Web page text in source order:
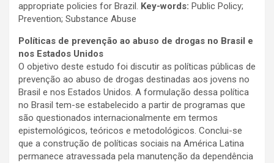
appropriate policies for Brazil. Key-words: Public Policy;
Prevention; Substance Abuse
Políticas de prevenção ao abuso de drogas no Brasil e
nos Estados Unidos
O objetivo deste estudo foi discutir as políticas públicas de
prevenção ao abuso de drogas destinadas aos jovens no
Brasil e nos Estados Unidos. A formulação dessa política
no Brasil tem-se estabelecido a partir de programas que
são questionados internacionalmente em termos
epistemológicos, teóricos e metodológicos. Conclui-se
que a construção de políticas sociais na América Latina
permanece atravessada pela manutenção da dependência